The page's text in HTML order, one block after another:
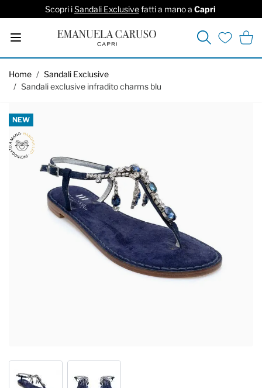
Scopri iSandali Exclusivefatti a mano a Capri
Cerca
Home / Sandali Exclusive
/ Sandali exclusive infradito charms blu
NEW